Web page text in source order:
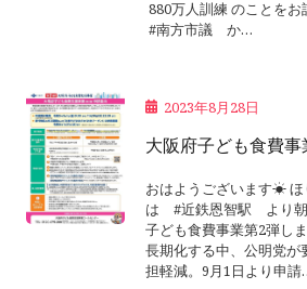
880万人訓練 のことを
#南方市議 か…
2023年8月28日
大阪府子ども食費
おはようございます☀
は #近鉄恩智駅 より朝
子ども食費事業第2弾し
長期化する中、公明党が
担軽減。9月1日より申